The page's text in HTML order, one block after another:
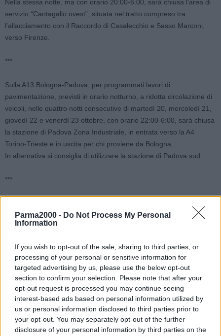
Parma2000 - Do Not Process My Personal
Information
If you wish to opt-out of the sale, sharing to third parties, or
processing of your personal or sensitive information for
targeted advertising by us, please use the below opt-out
section to confirm your selection. Please note that after your
opt-out request is processed you may continue seeing
interest-based ads based on personal information utilized by
us or personal information disclosed to third parties prior to
your opt-out. You may separately opt-out of the further
disclosure of your personal information by third parties on the
Nella stessa notte, ma con orario 20:00-6:00, sarà chiusa l’area di
servizio “Cantagallo ovest”, situata nel tratto compreso tra
l’allacciamento con il Raccordo di Casalecchio e Sasso Marconi,
verso Firenze.
***
Sulla A13 Bologna-Padova, per programmati lavori di
pavimentazione, previsti in orario notturno, a ridotta circolazione di
veicoli, nelle quattro notti consecutive di martedì 20, mercoledì 21,
giovedì 22 e venerdì 23 ottobre, con orario 22:00-6:00, sarà chiusa
la stazione di Padova Zona Industriale, in entrata verso la A4
Torino-Trieste e in uscita per chi proviene da Bologna.
In alternativa si consiglia di utilizzare la stazione di Padova sud.
***
pavimentazione, previsti in orario notturno, a ridotta circolazione di
veicoli, nelle quattro notti consecutive di martedì 20, mercoledì 21,
la stazione di Rovigo sud Villamarzana, in entrata verso Bologna e
in uscita per chi proviene da Padova.
In alternativa si consiglia di utilizzare la stazione di Rovigo o di
Occhiobello.
Sulla A14 Bologna-Taranto, per lavori di ordinaria manutenzione